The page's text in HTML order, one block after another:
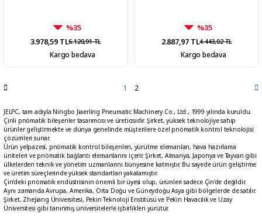
%35
3.978,59 TL6.120,91 TL
Kargo bedava
%35
2.887,97 TL4.443,02 TL
Kargo bedava
1 2
JELPC, tam adıyla Ningbo Jiaerling Pneumatic Machinery Co., Ltd., 1999 yılında kuruldu.
Çinli pnömatik bileşenler tasarımcısı ve üreticisidir. Şirket, yüksek teknolojiye sahip
ürünler geliştirmekte ve dünya genelinde müşterilere özel pnömatik kontrol teknolojisi
çözümleri sunar.
Ürün yelpazesi, pnömatik kontrol bileşenleri, yürütme elemanları, hava hazırlama
üniteleri ve pnömatik bağlantı elemanlarını içerir. Şirket, Almanya, Japonya ve Tayvan gibi
ülkelerden teknik ve yönetim uzmanlarını bünyesine katmıştır. Bu sayede ürün geliştirme
ve üretim süreçlerinde yüksek standartları yakalamıştır.
Çin'deki pnömatik endüstrisinin önemli bir üyesi olup, ürünleri sadece Çin'de değildir.
Aynı zamanda Avrupa, Amerika, Orta Doğu ve Güneydoğu Asya gibi bölgelerde de satılır.
Şirket, Zhejiang Üniversitesi, Pekin Teknoloji Enstitüsü ve Pekin Havacılık ve Uzay
Üniversitesi gibi tanınmış üniversitelerle işbirlikleri yürütür.